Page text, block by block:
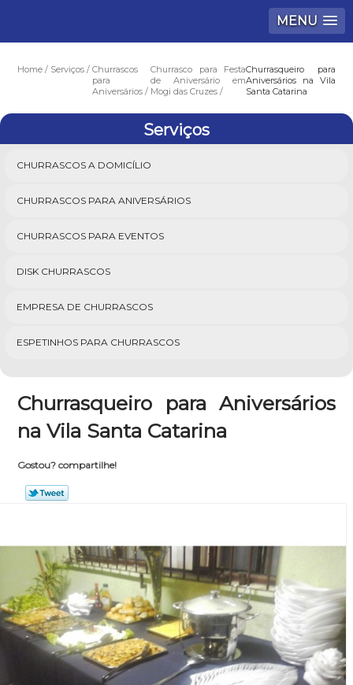
MENU
Home Serviços
Churrascos
para
Aniversários
Churrasco para Festa
de Aniversário em
Mogi das Cruzes
Churrasqueiro para
Aniversários na Vila
Santa Catarina
Serviços
CHURRASCOS A DOMICÍLIO
CHURRASCOS PARA ANIVERSÁRIOS
CHURRASCOS PARA EVENTOS
DISK CHURRASCOS
EMPRESA DE CHURRASCOS
ESPETINHOS PARA CHURRASCOS
Churrasqueiro para Aniversários
na Vila Santa Catarina
Gostou? compartilhe!